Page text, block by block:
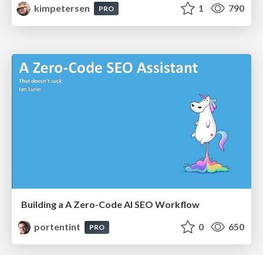
kimpetersen
PRO 1 790
Building a A Zero-Code AI SEO Workflow
portentint
PRO 0 650